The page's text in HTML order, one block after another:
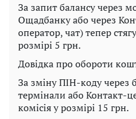
За запит балансу через
Ощадбанку або через
оператор, чат) тепер
розмірі 5 грн.
Довідка про обороти
За зміну ПІН-коду через
термінали або Контакт-
комісія у розмірі 15 грн.